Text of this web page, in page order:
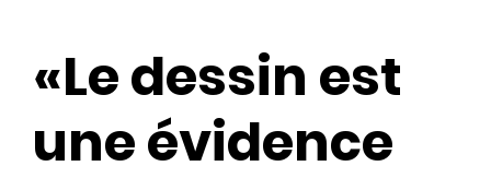
«Le dessin est
une évidence